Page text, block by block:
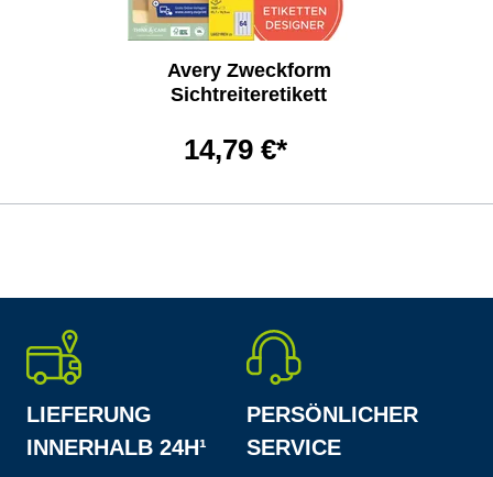
Avery Zweckform
Sichtreiteretikett
14,79 €*
LIEFERUNG
INNERHALB 24H¹
PERSÖNLICHER
SERVICE